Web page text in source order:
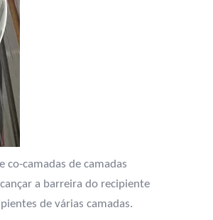
co-camadas de camadas
a barreira do recipiente
de várias camadas.